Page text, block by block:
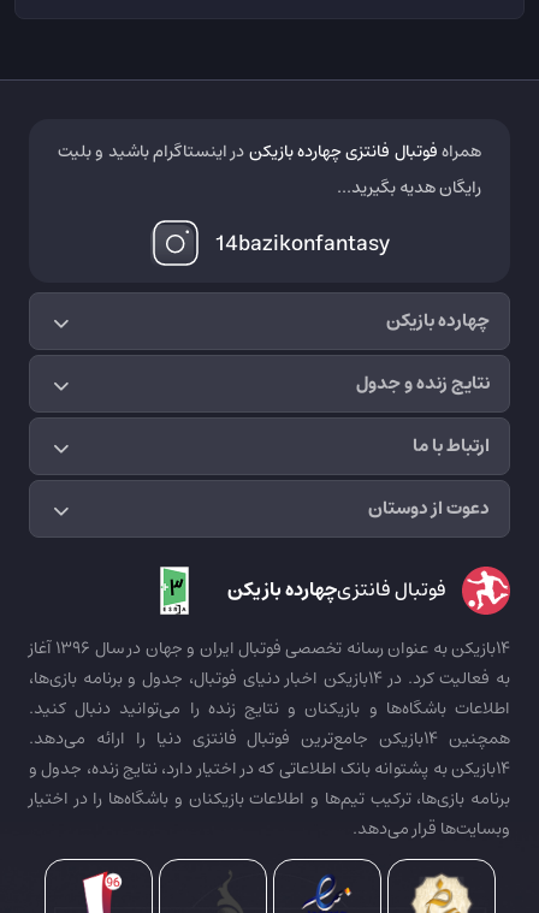
چهارده بازیکن
نتایج زنده و جدول
ارتباط با ما
دعوت از دوستان
همراهفوتبال فانتزی چهارده بازیکندر اینستاگرام باشید و بلیت
رایگان هدیه بگیرید...
14bazikonfantasy
فوتبال فانتزیچهارده بازیکن
14بازیکن به عنوان رسانه تخصصی فوتبال ایران و جهان در سال 1396 آغاز
به فعالیت کرد. در 14بازیکن اخبار دنیای فوتبال، جدول و برنامه بازی‌ها،
اطلاعات باشگاه‌ها و بازیکنان و نتایج زنده را می‌توانید دنبال کنید.
همچنین 14بازیکن جامع‌ترین فوتبال فانتزی دنیا را ارائه می‌دهد.
14بازیکن به پشتوانه بانک اطلاعاتی که در اختیار دارد، نتایج زنده، جدول و
برنامه بازی‌ها، ترکیب تیم‌ها و اطلاعات بازیکنان و باشگاه‌ها را در اختیار
وبسایت‌ها قرار می‌دهد.